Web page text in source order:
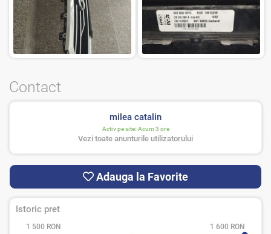
Contact
milea catalin
Activ pe site: Acum 3 ore
Vezi toate anunturile utilizatorului
Adauga la Favorite
Istoric pret
1 500 RON 1 600 RON